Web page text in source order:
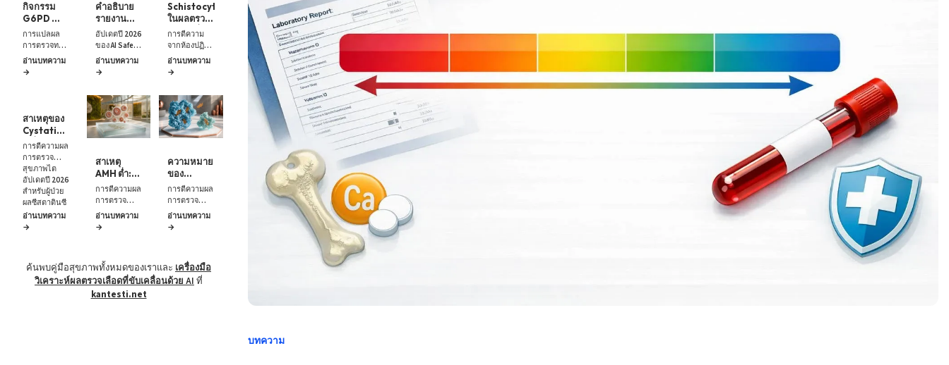
บทความ
กิจกรรม
G6PD ต่ำ:
ผลการ
ตรวจทาง
ห้องปฏิบัติ
การ การ
ตรวจซ้ำ
การแปลผล
การตรวจทาง
ห้องปฏิบัติการ
ภาวะพร่อง
สามารถ
เข้าใจได้ การ
มีระดับการ
ทำงานของ
เอนไซม์
G6PD ต่ำ
หมายความว่า
เม็ดเลือดแดง
อาจสามารถ...
อ่านบทความ
→
คำอธิบาย
รายงาน
ทางการ
แพทย์จาก
AI: การ
ตรวจสอบ
แหล่งที่มา
ปลอดภัย
อัปเดตปี 2026
ของ AI Safety
Lab
Interpretation
ใช้ AI สรุปผล
การตรวจทาง
ห้องปฏิบัติการ
ให้เข้าใจง่าย
อ่านบทความ
→
Schistocytes
ในผลตรวจ
เลือด: เมื่อส
เมียร์มี
ความเร่ง
ด่วน
การตีความ
จากห้องปฏิบัติ
การโลหิต
วิทยา อัปเดตปี
Schistocytes
คือเม็ดเลือด
แดงที่แตกเป็น
ชิ้นส่วนซึ่ง
การเกิดลิ่ม
เลือดอันตราย
ขนาดเล็ก
แต่...
อ่านบทความ
→
สาเหตุของ
Cystatin
C ต่ำ: ความ
หมาย
อาหาร และ
ขั้นตอนถัด
ไป
การตีความผล
การตรวจ
สุขภาพไต
อัปเดตปี 2026
สำหรับผู้ป่วย
ผลซีสตาตินซี
ที่ต่ำกว่าช่วง
ปกติมักเป็น
อ่านบทความ
→
สาเหตุ
AMH ต่ำ:
อายุ การ
ผ่าตัด และ
การตรวจ
การตีความผล
การตรวจ
ฮอร์โมนการ
เจริญพันธุ์
ฮอร์โมน
แอนตี้-มึลเลอ
เรียน (anti-
Müllerian
อ่านบทความ
→
ความหมาย
ของ
ฮอร์โมนเท
สโทสเตอ
อิสระต่ำ:
SHBG และ
การตีความผล
การตรวจ
สุขภาพ
ฮอร์โมน
ฮอร์โมนเทส
โทสเตอโรน
อ่านบทความ
→
ค้นพบคู่มือสุขภาพทั้งหมดของเราและ เครื่องมือ
วิเคราะห์ผลตรวจเลือดที่ขับเคลื่อนด้วย AI ที่
kantesti.net